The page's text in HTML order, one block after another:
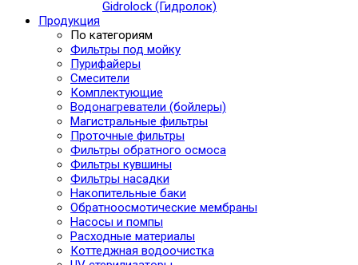
Gidrolock (Гидролок)
Продукция
По категориям
Фильтры под мойку
Пурифайеры
Смесители
Комплектующие
Водонагреватели (бойлеры)
Магистральные фильтры
Проточные фильтры
Фильтры обратного осмоса
Фильтры кувшины
Фильтры насадки
Накопительные баки
Обратноосмотические мембраны
Насосы и помпы
Расходные материалы
Коттеджная водоочистка